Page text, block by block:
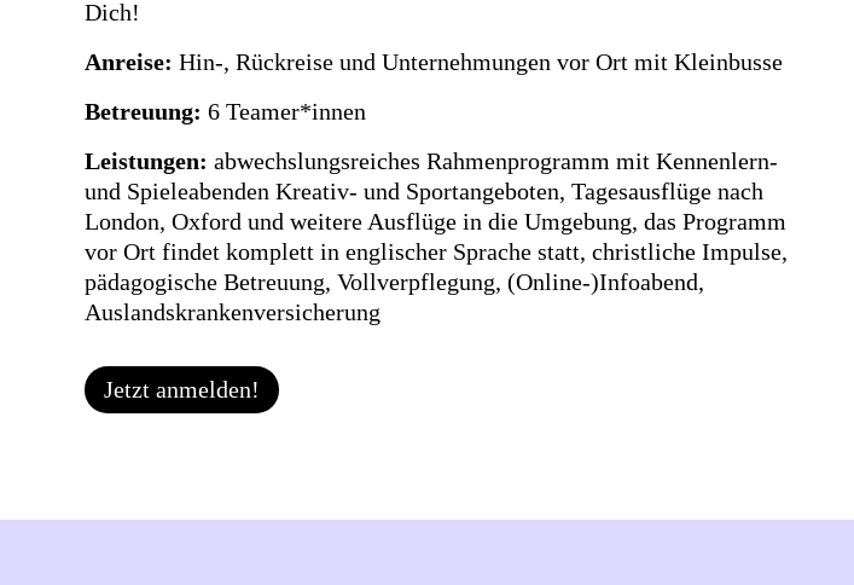
Dich!
Anreise: Hin-, Rückreise und Unternehmungen vor Ort mit Kleinbusse
Betreuung: 6 Teamer*innen
Leistungen: abwechslungsreiches Rahmenprogramm mit Kennenlern-
und Spieleabenden Kreativ- und Sportangeboten, Tagesausflüge nach
London, Oxford und weitere Ausflüge in die Umgebung, das Programm
vor Ort findet komplett in englischer Sprache statt, christliche Impulse,
pädagogische Betreuung, Vollverpflegung, (Online-)Infoabend,
Auslandskrankenversicherung
Jetzt anmelden!